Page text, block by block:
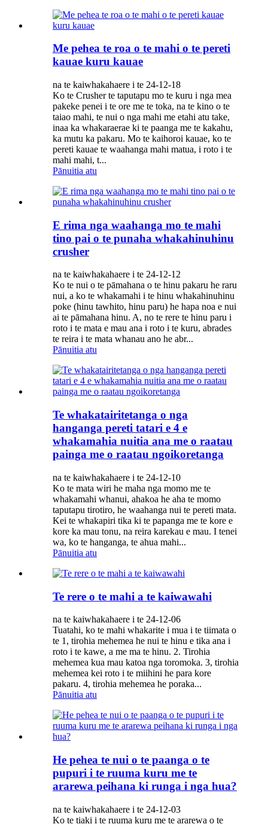
Me pehea te roa o te mahi o te pereti
kauae kuru kauae
na te kaiwhakahaere i te 24-12-18
Ko te Crusher te taputapu mo te kuru i nga mea
pakeke penei i te ore me te toka, na te kino o te
taiao mahi, te nui o nga mahi me etahi atu take,
inaa ka whakaraerae ki te paanga me te kakahu,
ka mutu ka pakaru. Mo te kaihoroi kauae, ko te
pereti kauae te waahanga mahi matua, i roto i te
mahi mahi, t...
Pānuitia atu
E rima nga waahanga mo te mahi
tino pai o te punaha whakahinuhinu
crusher
na te kaiwhakahaere i te 24-12-12
Ko te nui o te pāmahana o te hinu pakaru he raru
nui, a ko te whakamahi i te hinu whakahinuhinu
poke (hinu tawhito, hinu paru) he hapa noa e nui
ai te pāmahana hinu. A, no te rere te hinu paru i
roto i te mata e mau ana i roto i te kuru, abrades
te reira i te mata whanau ano he abr...
Pānuitia atu
Te whakatairitetanga o nga
hanganga pereti tatari e 4 e
whakamahia nuitia ana me o raatau
painga me o raatau ngoikoretanga
na te kaiwhakahaere i te 24-12-10
Ko te mata wiri he maha nga momo me te
whakamahi whanui, ahakoa he aha te momo
taputapu tirotiro, he waahanga nui te pereti mata.
Kei te whakapiri tika ki te papanga me te kore e
kore ka mau tonu, na reira karekau e mau. I tenei
wa, ko te hanganga, te ahua mahi...
Pānuitia atu
Te rere o te mahi a te kaiwawahi
na te kaiwhakahaere i te 24-12-06
Tuatahi, ko te mahi whakarite i mua i te tiimata o
te 1, tirohia mehemea he nui te hinu e tika ana i
roto i te kawe, a me ma te hinu. 2. Tirohia
mehemea kua mau katoa nga toromoka. 3, tirohia
mehemea kei roto i te miihini he para kore
pakaru. 4, tirohia mehemea he poraka...
Pānuitia atu
He pehea te nui o te paanga o te
pupuri i te ruuma kuru me te
ararewa peihana ki runga i nga hua?
na te kaiwhakahaere i te 24-12-03
Ko te tiaki i te ruuma kuru me te ararewa o te